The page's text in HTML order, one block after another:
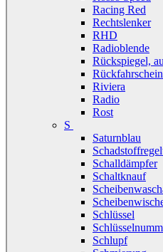
Racing Red
Rechtslenker
RHD
Radioblende
Rückspiegel,
Riviera
Radio
Rost
S
Saturnblau
Schalldämpfer
Schaltknauf
Schlüssel
Schlupf